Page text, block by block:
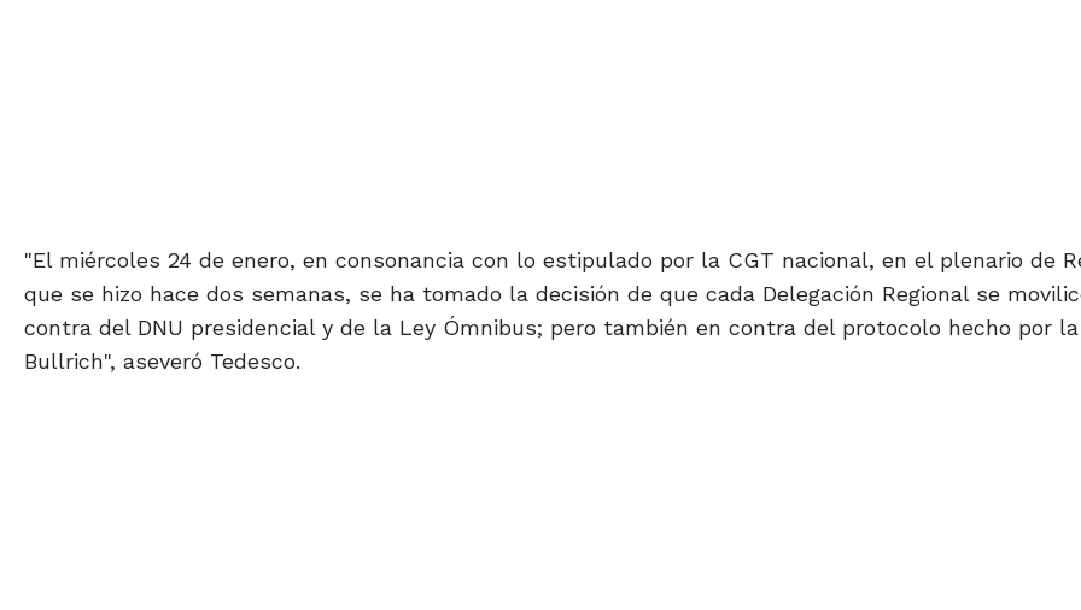
"El miércoles 24 de enero, en consonancia con lo estipulado por la CGT nacional, en el plenario de
que se hizo hace dos semanas, se ha tomado la decisión de que cada Delegación Regional se
contra del DNU presidencial y de la Ley Ómnibus; pero también en contra del protocolo hecho por
Bullrich", aseveró Tedesco.